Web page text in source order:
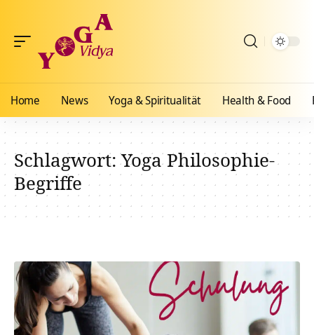
Home News Yoga & Spiritualität Health & Food
Schlagwort:Yoga Philosophie-
Begriffe